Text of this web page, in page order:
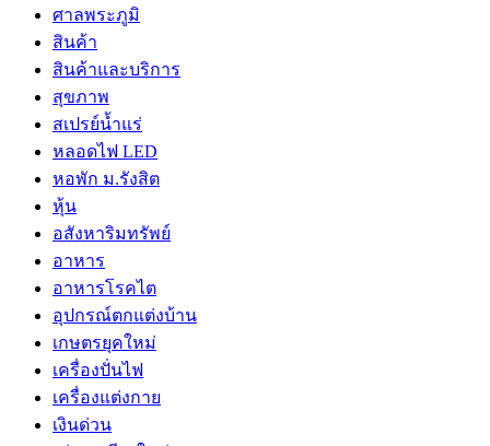
ศาลพระภูมิ
สินค้า
สินค้าและบริการ
สุขภาพ
สเปรย์น้ำแร่
หลอดไฟ LED
หอพัก ม.รังสิต
หุ้น
อสังหาริมทรัพย์
อาหาร
อาหารโรคไต
อุปกรณ์ตกแต่งบ้าน
เกษตรยุคใหม่
เครื่องปั่นไฟ
เครื่องแต่งกาย
เงินด่วน